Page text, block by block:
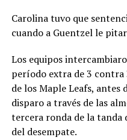
Carolina tuvo que
cuando a Guentzel le
Los equipos
período extra de 3 contra
de los Maple Leafs, antes
disparo a través de las
tercera ronda de la tanda
del desempate.